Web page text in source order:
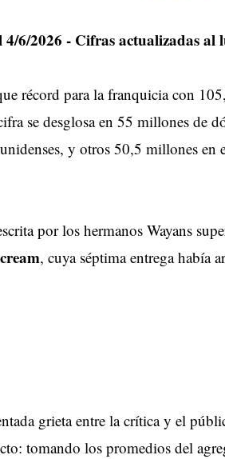
6/2026 - Cifras actualizadas al
récord para la franquicia con
se desglosa en 55 millones de
y otros 50,5 millones en
por los hermanos Wayans
, cuya séptima entrega había
grieta entre la crítica y el
tomando los promedios del